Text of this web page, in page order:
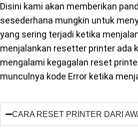
Disini kami akan memberikan
sesederhana mungkin untuk
yang sering terjadi ketika
menjalankan resetter printer ada
mengalami kegagalan reset
munculnya kode Error ketika
CARA RESET PRINTER DARI